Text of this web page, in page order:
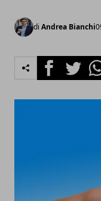
di Andrea Bianchi
FacebookTwitter